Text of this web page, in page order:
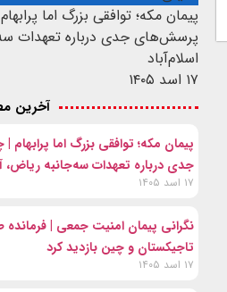
پیمان مکه؛ توافقی بزرگ اما
پرسش‌های جدی درباره تعهدات
اسلام‌آباد
۱۷ اسد ۱۴۰۵
آخرین
پیمان مکه؛ توافقی بزرگ اما
جدی درباره تعهدات سه‌جانبه ریاض،
۱۷ اسد ۱۴۰۵
نگرانی پیمان امنیت جمعی | فرمانده
تاجیکستان و چین بازدید کرد
۱۷ اسد ۱۴۰۵